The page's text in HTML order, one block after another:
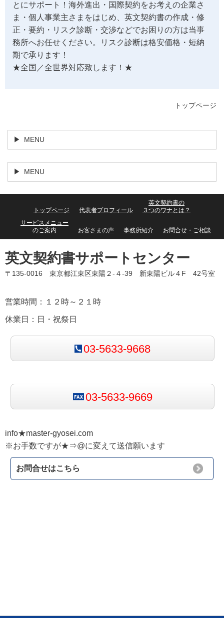
とにサポート！海外進出・国際契約をお考えの企業さ
ま・個人事業主さまをはじめ、英文契約書の作成・修
正・要約・リスク診断・交渉などでお困りの方は当事
務所へお任せください。リスク診断は格安価格・短納
期で承ります！
★全国／全世界対応致します！★
トップページ
MENU
MENU
トップページ 代表者プロフィール
英文契約書の
３つのワナとは？
サービスメニュー
のご案内
お客さまの声 事務所紹介 お問合せ・ご相談
英文契約書サポートセンター
〒135-0016 東京都江東区東陽２-４-39 新東陽ビル４F 42号室
営業時間：１２時～２１時
休業日：日・祝祭日
03-5633-9668
03-5633-9669
info★master-gyosei.com
※お手数ですが★⇒@に変えて送信願います
お問合せはこちら